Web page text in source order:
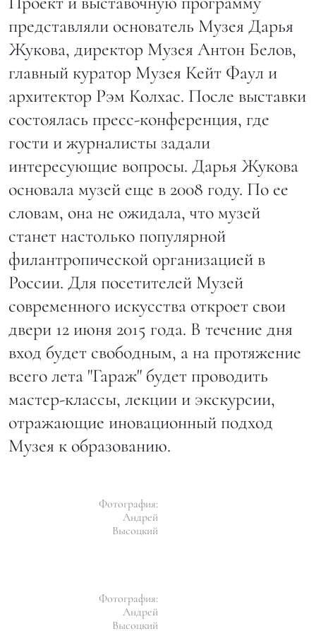
представляли основатель Музея Дарья
Жукова, директор Музея Антон Белов,
главный куратор Музея Кейт Фаул и
архитектор Рэм Колхас. После выставки
состоялась пресс-конференция, где
гости и журналисты задали
интересующие вопросы. Дарья Жукова
основала музей еще в 2008 году. По ее
словам, она не ожидала, что музей
станет настолько популярной
филантропической организацией в
России. Для посетителей Музей
современного искусства откроет свои
двери 12 июня 2015 года. В течение дня
вход будет свободным, а на протяжение
всего лета "Гараж" будет проводить
мастер-классы, лекции и экскурсии,
отражающие иновационный подход
Музея к образованию.
Фотография:
Андрей
Высоцкий
Фотография:
Андрей
Высоцкий